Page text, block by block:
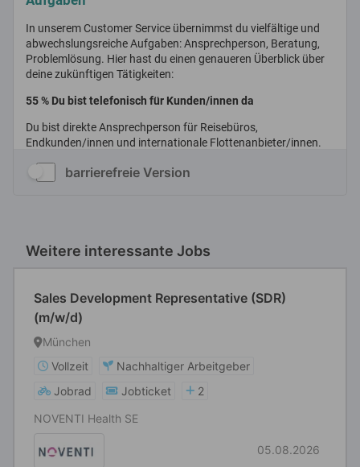
barrierefreie Version
Weitere interessante Jobs
Sales Development Representative (SDR)
(m/w/d)
München
Vollzeit
Nachhaltiger Arbeitgeber
Jobrad
Jobticket
2
NOVENTI Health SE
05.08.2026